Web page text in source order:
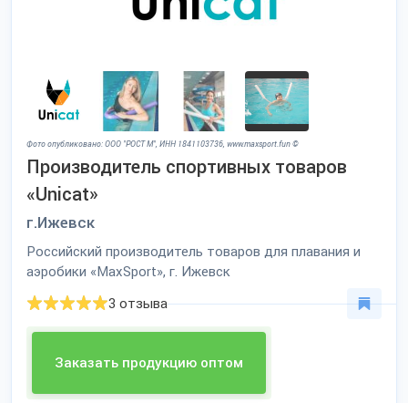
Фото опубликовано: ООО "РОСТ М", ИНН 1841103736, www.maxsport.fun ©
Производитель спортивных товаров
«Unicat»
г.Ижевск
Российский производитель товаров для плавания и
аэробики «MaxSport», г. Ижевск
Заказать продукцию оптом
3 отзыва